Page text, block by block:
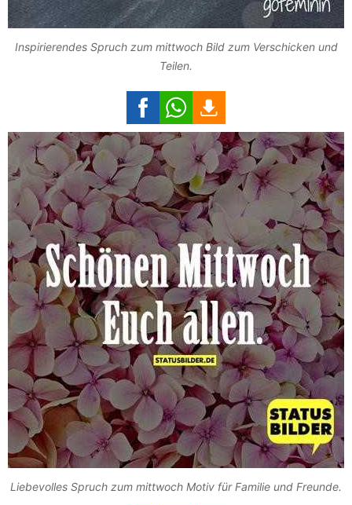
Inspirierendes Spruch zum mittwoch Bild zum Verschicken und
Teilen.
Liebevolles Spruch zum mittwoch Motiv für Familie und Freunde.